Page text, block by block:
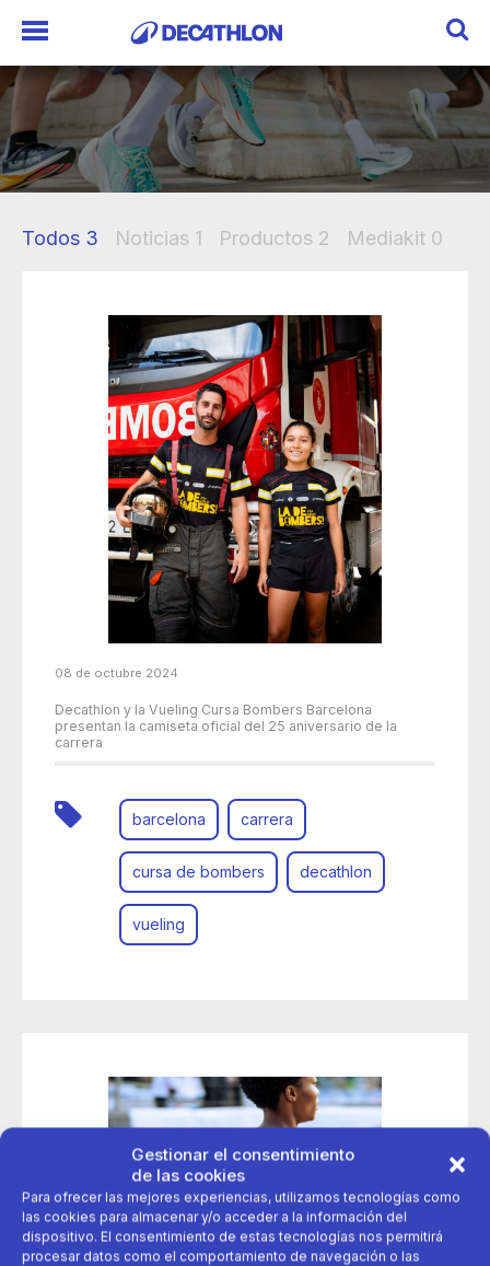
Gestionar el consentimiento
de las cookies
Para ofrecer las mejores experiencias, utilizamos tecnologías como
las cookies para almacenar y/o acceder a la información del
dispositivo. El consentimiento de estas tecnologías nos permitirá
procesar datos como el comportamiento de navegación o las
Todos 3 Noticias 1 Productos 2 Mediakit 0
08 de octubre 2024
Decathlon y la Vueling Cursa Bombers Barcelona
presentan la camiseta oficial del 25 aniversario de la
carrera
barcelona carrera
cursa de bombers decathlon
vueling